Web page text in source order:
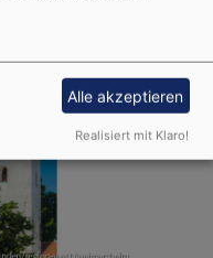
Alle akzeptieren
Realisiert mit Klaro!